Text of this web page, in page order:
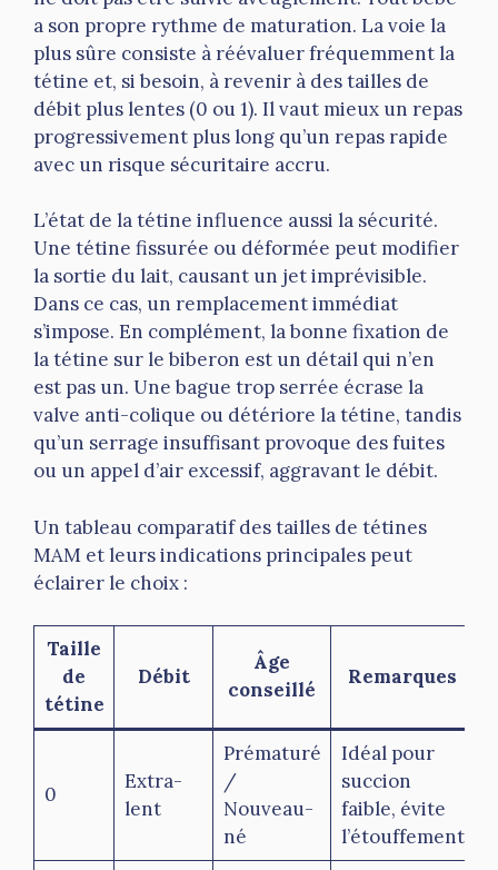
a son propre rythme de maturation. La voie la
plus sûre consiste à réévaluer fréquemment la
tétine et, si besoin, à revenir à des tailles de
débit plus lentes (0 ou 1). Il vaut mieux un repas
progressivement plus long qu’un repas rapide
avec un risque sécuritaire accru.
L’état de la tétine influence aussi la sécurité.
Une tétine fissurée ou déformée peut modifier
la sortie du lait, causant un jet imprévisible.
Dans ce cas, un remplacement immédiat
s’impose. En complément, la bonne fixation de
la tétine sur le biberon est un détail qui n’en
est pas un. Une bague trop serrée écrase la
valve anti-colique ou détériore la tétine, tandis
qu’un serrage insuffisant provoque des fuites
ou un appel d’air excessif, aggravant le débit.
Un tableau comparatif des tailles de tétines
MAM et leurs indications principales peut
éclairer le choix :
Taille
de
tétine
Débit
Âge
conseillé
Remarques
0
Extra-
lent
Prématuré
/
Nouveau-
né
Idéal pour
succion
faible, évite
l’étouffement